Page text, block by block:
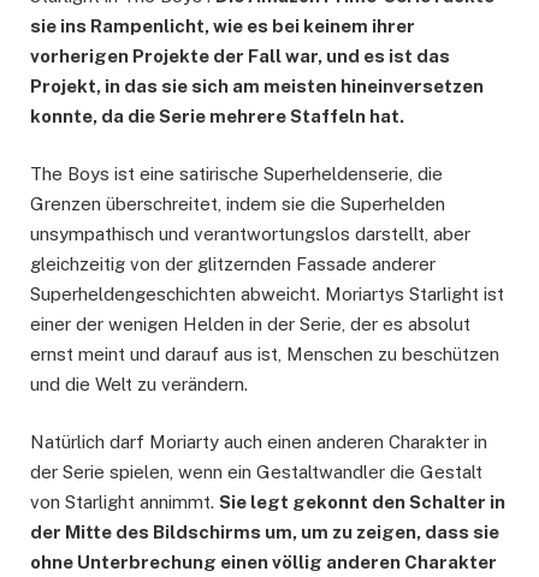
sie ins Rampenlicht, wie es bei keinem ihrer
vorherigen Projekte der Fall war, und es ist das
Projekt, in das sie sich am meisten hineinversetzen
konnte, da die Serie mehrere Staffeln hat.
The Boys ist eine satirische Superheldenserie, die
Grenzen überschreitet, indem sie die Superhelden
unsympathisch und verantwortungslos darstellt, aber
gleichzeitig von der glitzernden Fassade anderer
Superheldengeschichten abweicht. Moriartys Starlight ist
einer der wenigen Helden in der Serie, der es absolut
ernst meint und darauf aus ist, Menschen zu beschützen
und die Welt zu verändern.
Natürlich darf Moriarty auch einen anderen Charakter in
der Serie spielen, wenn ein Gestaltwandler die Gestalt
von Starlight annimmt. Sie legt gekonnt den Schalter in
der Mitte des Bildschirms um, um zu zeigen, dass sie
ohne Unterbrechung einen völlig anderen Charakter